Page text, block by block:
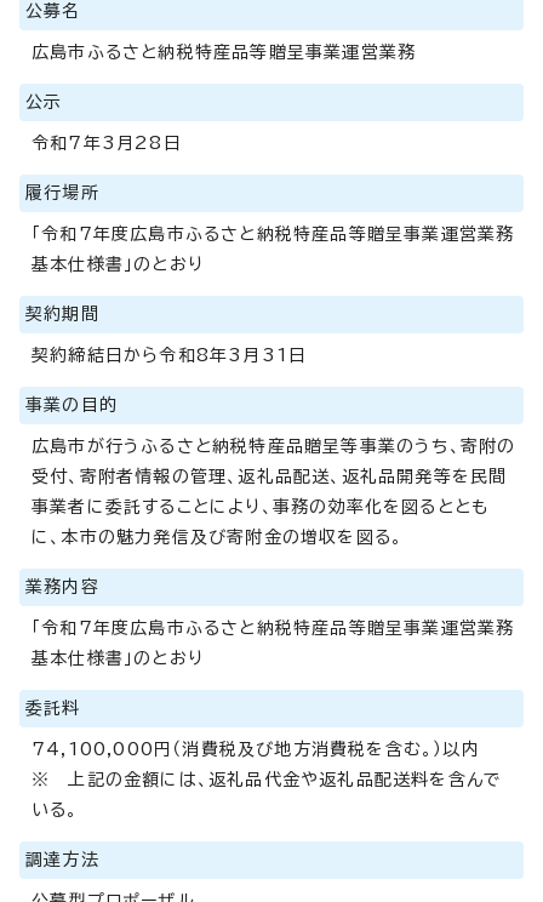
公募名
広島市ふるさと納税特産品等贈呈事業運営業務
公示
令和7年3月28日
履行場所
「令和7年度広島市ふるさと納税特産品等贈呈事業運営業務
基本仕様書」のとおり
契約期間
契約締結日から令和8年3月31日
事業の目的
広島市が行うふるさと納税特産品贈呈等事業のうち、寄附の
受付、寄附者情報の管理、返礼品配送、返礼品開発等を民間
事業者に委託することにより、事務の効率化を図るととも
に、本市の魅力発信及び寄附金の増収を図る。
業務内容
「令和7年度広島市ふるさと納税特産品等贈呈事業運営業務
基本仕様書」のとおり
委託料
74,100,000円（消費税及び地方消費税を含む。）以内
※ 上記の金額には、返礼品代金や返礼品配送料を含んで
いる。
調達方法